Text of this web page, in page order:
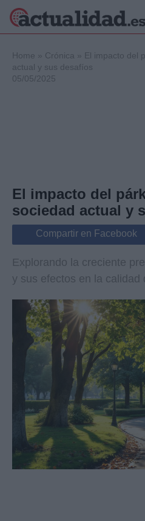
Internacional
Viajes
Home » Crónica » El impacto del
actual y sus desafíos
05/05/2025
El impacto del
sociedad actual y
Compartir en Facebook
Explorando la creciente
y sus efectos en la calidad